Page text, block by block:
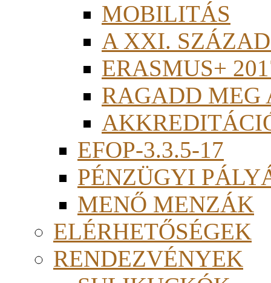
MOBILITÁS
A XXI.
ERASMUS+
RAGADD MEG
EFOP-3.3.5-17
PÉNZÜGYI
MENŐ MENZÁK
ELÉRHETŐSÉGEK
RENDEZVÉNYEK